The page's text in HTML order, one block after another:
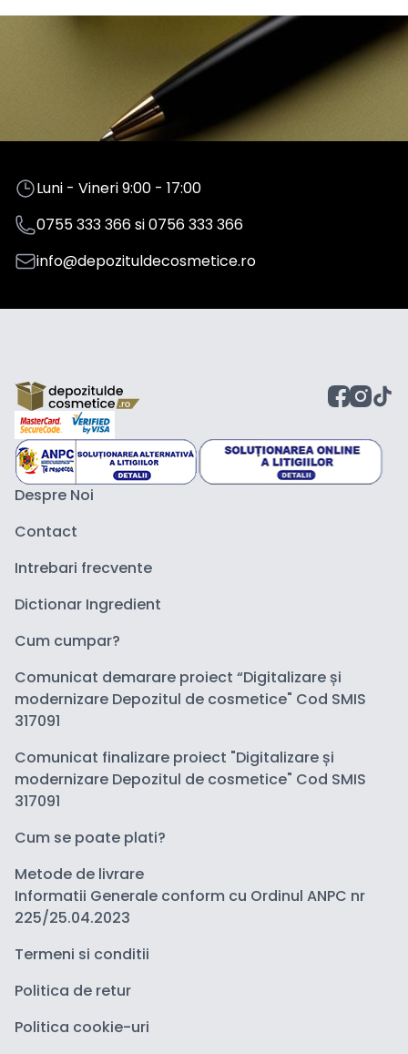
Luni - Vineri 9:00 - 17:00
0755 333 366si0756 333 366
info@depozituldecosmetice.ro
Despre Noi
Contact
Intrebari frecvente
Dictionar Ingredient
Cum cumpar?
Comunicat demarare proiect “Digitalizare și
modernizare Depozitul de cosmetice" Cod SMIS
317091
Comunicat finalizare proiect "Digitalizare și
modernizare Depozitul de cosmetice" Cod SMIS
317091
Cum se poate plati?
Metode de livrare
Informatii Generale conform cu Ordinul ANPC nr
225/25.04.2023
Termeni si conditii
Politica de retur
Politica cookie-uri